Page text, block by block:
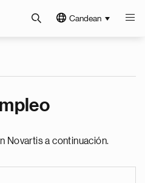
Candean
Novartis a continuación.